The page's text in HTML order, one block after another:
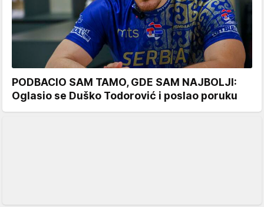
PODBACIO SAM TAMO, GDE SAM NAJBOLJI:
Oglasio se Duško Todorović i poslao poruku